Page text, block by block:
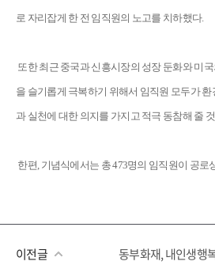
로 자리잡게 한 전 임직원의 노고를 치하했다.
또한 최근 중국과 신흥시장의 성장 둔화와 미
을 슬기롭게 극복하기 위해서 임직원 모두가
과 실천에 대한 의지를 가지고 적극 동참해 줄
한편, 기념식에서는 총 473명의 임직원이 공
이전글 동부화재, 내인생행